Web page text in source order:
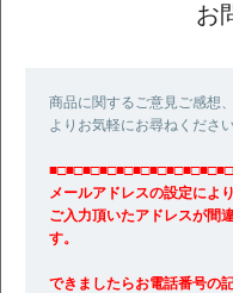
お
商品に関するご意見ご感想
よりお気軽にお尋ねください
メールアドレスの設定によ
ご入力頂いたアドレスが間
す。
できましたらお電話番号の